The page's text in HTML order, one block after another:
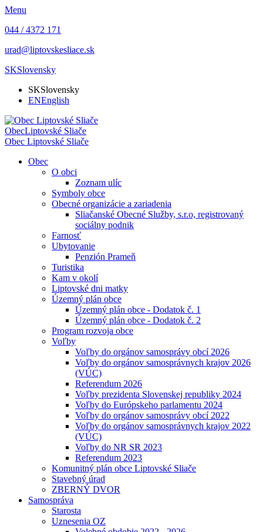
Menu
044 / 4372 171
urad@liptovskesliace.sk
SKSlovensky
SKSlovensky
ENEnglish
ObecLiptovské Sliače
Obec Liptovské Sliače
Obec
O obci
Zoznam ulíc
Symboly obce
Obecné organizácie a zariadenia
Sliačanské Obecné Služby, s.r.o, registrovaný
sociálny podnik
Farnosť
Ubytovanie
Penzión Prameň
Turistika
Kam v okolí
Liptovské dni matky
Územný plán obce
Územný plán obce - Dodatok č. 1
Územný plán obce - Dodatok č. 2
Program rozvoja obce
Voľby
Voľby do orgánov samosprávy obcí 2026
Voľby do orgánov samosprávnych krajov 2026
(VÚC)
Referendum 2026
Voľby prezidenta Slovenskej republiky 2024
Voľby do Európskeho parlamentu 2024
Voľby do orgánov samosprávy obcí 2022
Voľby do orgánov samosprávnych krajov 2022
(VÚC)
Voľby do NR SR 2023
Referendum 2023
Komunitný plán obce Liptovské Sliače
Stavebný úrad
ZBERNÝ DVOR
Samospráva
Starosta
Uznesenia OZ